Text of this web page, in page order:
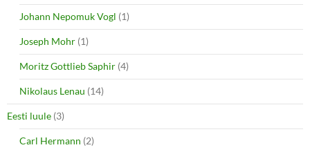
Johann Nepomuk Vogl (1)
Joseph Mohr (1)
Moritz Gottlieb Saphir (4)
Nikolaus Lenau (14)
Eesti luule (3)
Carl Hermann (2)